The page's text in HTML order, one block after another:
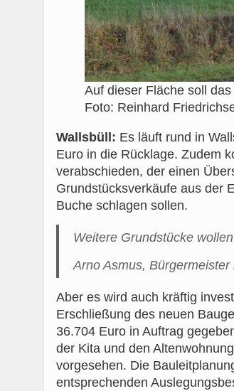
Auf dieser Fläche soll
Foto: Reinhard
Wallsbüll: Es läuft rund in
Euro in die Rücklage. Zudem
verabschieden, der einen
Grundstücksverkäufe aus der
Buche schlagen sollen.
Weitere Grundstücke
Arno Asmus, Bürgermeister
Aber es wird auch kräftig
Erschließung des neuen
36.704 Euro in Auftrag
der Kita und den
vorgesehen. Die
entsprechenden